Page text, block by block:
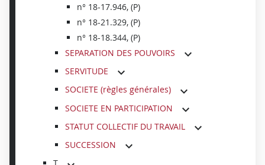
n° 18-17.946, (P)
n° 18-21.329, (P)
n° 18-18.344, (P)
SEPARATION DES POUVOIRS
SERVITUDE
SOCIETE (règles générales)
SOCIETE EN PARTICIPATION
STATUT COLLECTIF DU TRAVAIL
SUCCESSION